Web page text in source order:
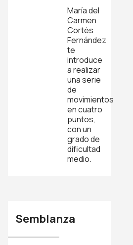
María del
Carmen
Cortés
Fernández
te
introduce
a realizar
una serie
de
movimientos
en cuatro
puntos,
con un
grado de
dificultad
medio.
Semblanza